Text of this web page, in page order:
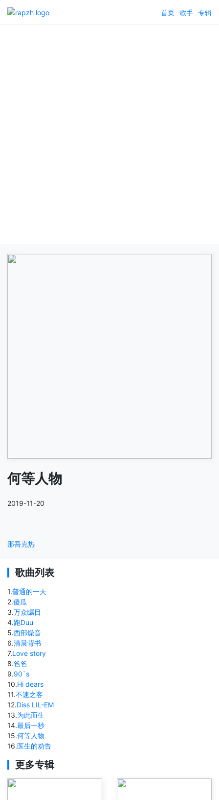
首页 歌手 专辑
何等人物
2019-11-20
那吾克热
歌曲列表
1.普通的一天
2.傻瓜
3.万众瞩目
4.跑Duu
5.西部燥音
6.清晨背书
7.Love story
8.爸爸
9.90`s
10.Hi dears
11.不速之客
12.Diss LIL-EM
13.为此而生
14.最后一秒
15.何等人物
16.医生的劝告
更多专辑